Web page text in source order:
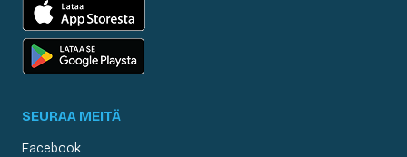
SEURAA MEITÄ
Facebook